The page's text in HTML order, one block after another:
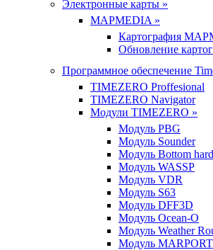
Электронные карты »
MAPMEDIA »
Картография
Обновление
Программное обеспечение
TIMEZERO Proffesional
TIMEZERO Navigator
Модули TIMEZERO »
Модуль PBG
Модуль Sounder
Модуль Bottom
Модуль WASSP
Модуль VDR
Модуль S63
Модуль DFF3D
Модуль Ocean-O
Модуль Weather
Модуль MARPORT